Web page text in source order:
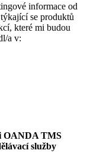
informace od
se produktů
které mi budou
a v:
OANDA TMS
služby